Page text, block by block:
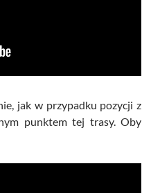
jak w przypadku pozycji z
punktem tej trasy. Oby